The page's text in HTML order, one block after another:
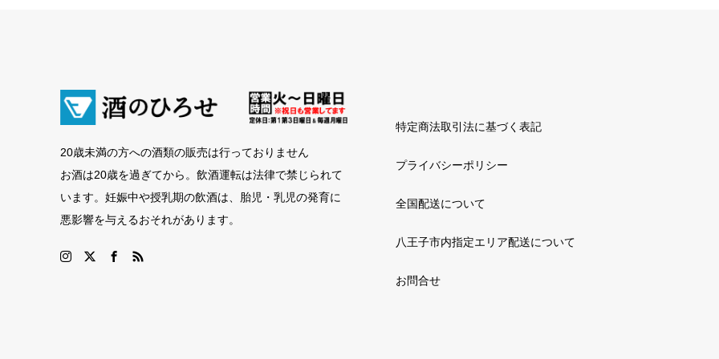
20歳未満の方への酒類の販売は行っておりません
お酒は20歳を過ぎてから。飲酒運転は法律で禁じられて
います。妊娠中や授乳期の飲酒は、胎児・乳児の発育に
悪影響を与えるおそれがあります。
特定商法取引法に基づく表記
プライバシーポリシー
全国配送について
八王子市内指定エリア配送について
お問合せ